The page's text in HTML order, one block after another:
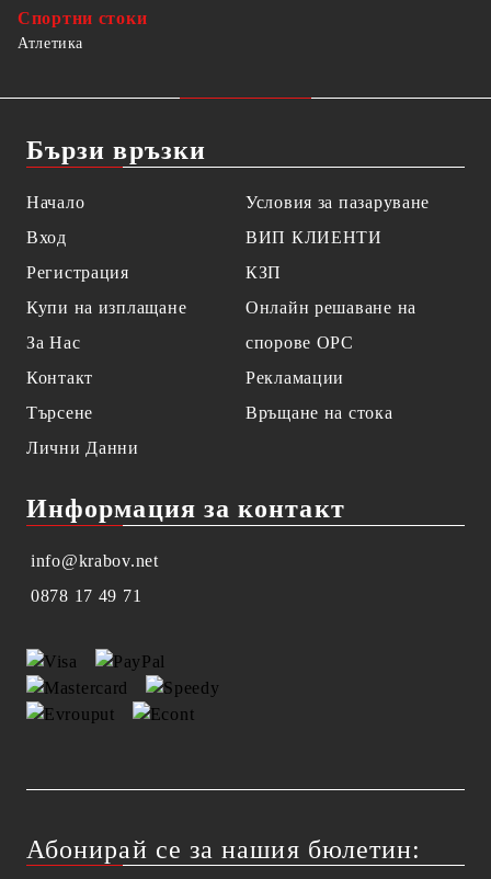
Спортни стоки
Атлетика
Бързи връзки
Начало
Вход
Регистрация
Купи на изплащане
За Нас
Контакт
Търсене
Лични Данни
Условия за пазаруване
ВИП КЛИЕНТИ
КЗП
Онлайн решаване на
спорове OPC
Рекламации
Връщане на стока
Информация за контакт
info@krabov.net
0878 17 49 71
Абонирай се за нашия бюлетин: